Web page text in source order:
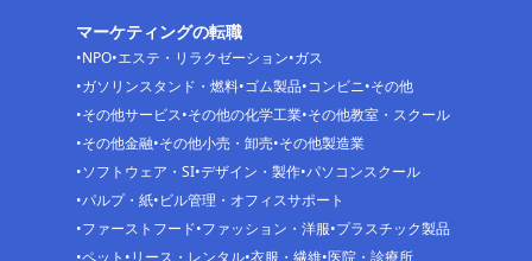
マーケティングの転職
NPO エステ・リラクゼーション ガス
ガソリンスタンド・燃料 ゴム製品 コンビニ その他
その他サービス その他の化学工業 その他教室・スクール
その他金融 その他小売・卸売 その他製造業
ソフトウェア・SI デザイン・製作 パソコンスクール
パルプ・紙 ビル管理・オフィスサポート
ファーストフード ファッション・洋服 プラスチック製品
ペット リース・レンタル 衣服・繊維 医院・診療所